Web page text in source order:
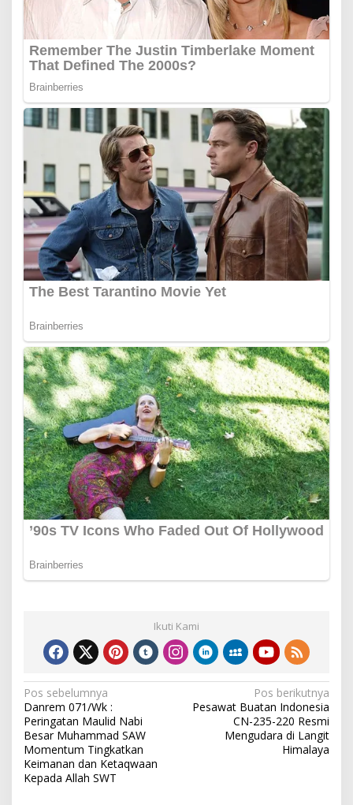
Ikuti Kami
Navigasi
pos
Pos sebelumnya
Danrem 071/Wk :
Peringatan Maulid Nabi
Besar Muhammad SAW
Momentum Tingkatkan
Keimanan dan Ketaqwaan
Kepada Allah SWT
Pos berikutnya
Pesawat Buatan Indonesia
CN-235-220 Resmi
Mengudara di Langit
Himalaya